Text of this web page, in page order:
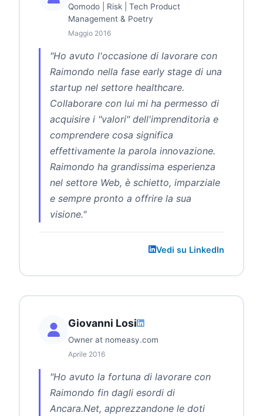
Qomodo | Risk | Tech Product
Management & Poetry
Maggio 2016
"Ho avuto l'occasione di lavorare con
Raimondo nella fase early stage di una
startup nel settore healthcare.
Collaborare con lui mi ha permesso di
acquisire i "valori" dell'imprenditoria e
comprendere cosa significa
effettivamente la parola innovazione.
Raimondo ha grandissima esperienza
nel settore Web, è schietto, imparziale
e sempre pronto a offrire la sua
visione."
Vedi su LinkedIn
Giovanni Losi
Owner at nomeasy.com
Aprile 2016
"Ho avuto la fortuna di lavorare con
Raimondo fin dagli esordi di
Ancara.Net, apprezzandone le doti